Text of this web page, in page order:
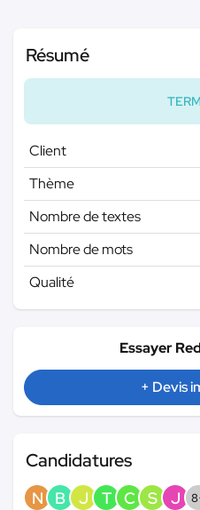
Résumé
Client
Thème
Nombre de textes
Nombre de mots
Qualité
Essayer
+ Devis
Candidatures
N B J T C S J